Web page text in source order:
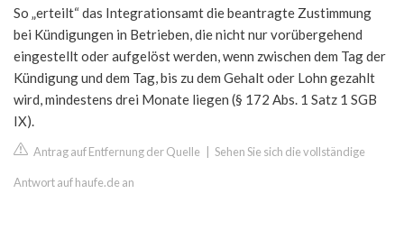
So „erteilt“ das Integrationsamt die beantragte Zustimmung
bei Kündigungen in Betrieben, die nicht nur vorübergehend
eingestellt oder aufgelöst werden, wenn zwischen dem Tag der
Kündigung und dem Tag, bis zu dem Gehalt oder Lohn gezahlt
wird, mindestens drei Monate liegen (§ 172 Abs. 1 Satz 1 SGB
IX).
Antrag auf Entfernung der Quelle Sehen Sie sich die vollständige
Antwort auf haufe.de an